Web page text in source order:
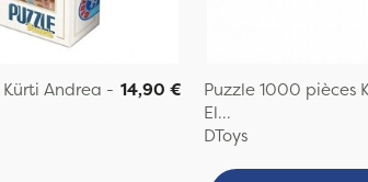
Andrea - 14,90 €
Puzzle 1000 pièces
El...
DToys